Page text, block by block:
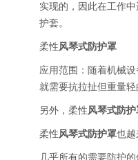
实现的，因此在工作
护套。
柔性风琴式防护罩
应用范围：随着机械
就需要抗拉扯但重量
另外，柔性风琴式防护
柔性风琴式防护罩也越
几乎所有的需要防护